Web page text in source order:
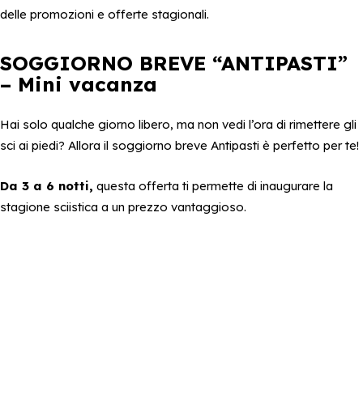
delle promozioni e offerte stagionali.
SOGGIORNO BREVE “ANTIPASTI”
– Mini vacanza
Hai solo qualche giorno libero, ma non vedi l’ora di rimettere gli
sci ai piedi? Allora il soggiorno breve Antipasti è perfetto per te!
Da 3 a 6 notti, questa offerta ti permette di inaugurare la
stagione sciistica a un prezzo vantaggioso.